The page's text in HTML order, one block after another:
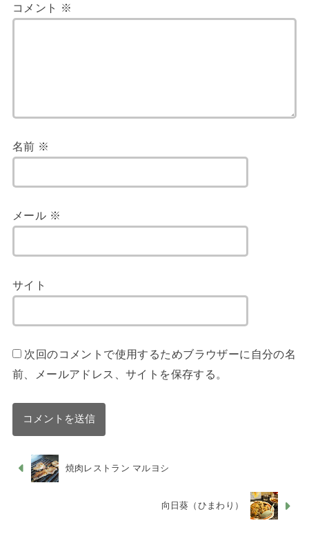
コメント ※
名前 ※
メール ※
サイト
次回のコメントで使用するためブラウザーに自分の名
前、メールアドレス、サイトを保存する。
焼肉レストラン マルヨシ
向日葵（ひまわり）